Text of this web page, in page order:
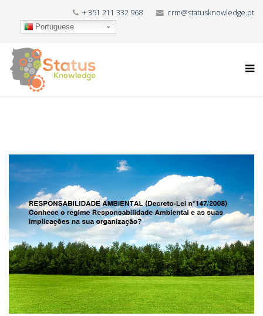
+ 351 211 332 968 crm@statusknowledge.pt
Portuguese